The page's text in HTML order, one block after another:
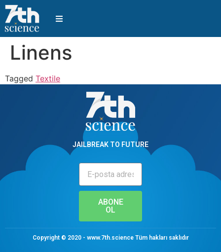
Linens
Tagged Textile
JAILBREAK TO FUTURE
ABONE
OL
Copyright © 2020 - www.7th.science Tüm hakları saklıdır